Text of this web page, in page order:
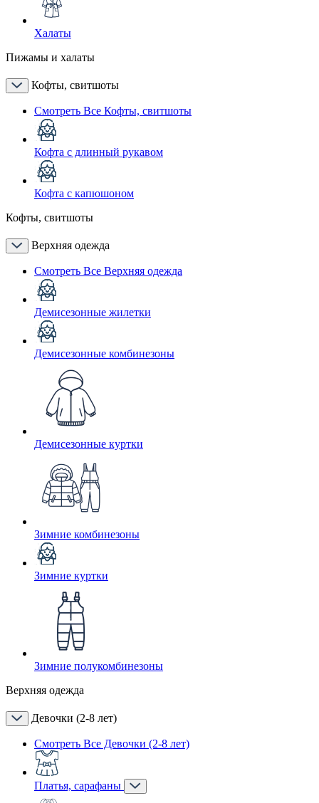
Халаты
Пижамы и халаты
Кофты, свитшоты
Смотреть Все Кофты, свитшоты
Кофта с длинный рукавом
Кофта с капюшоном
Кофты, свитшоты
Верхняя одежда
Смотреть Все Верхняя одежда
Демисезонные жилетки
Демисезонные комбинезоны
Демисезонные куртки
Зимние комбинезоны
Зимние куртки
Зимние полукомбинезоны
Верхняя одежда
Девочки (2-8 лет)
Смотреть Все Девочки (2-8 лет)
Платья, сарафаны